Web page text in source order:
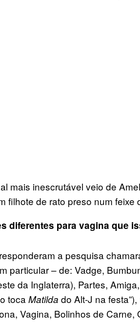
mais inescrutável veio de
filhote de rato preso num feixe
diferentes para vagina que
a pesquisa
particular – de: Vadge,
da Inglaterra), Partes,
toca Matilda do Alt-J na
Vagina, Bolinhos de Carne,